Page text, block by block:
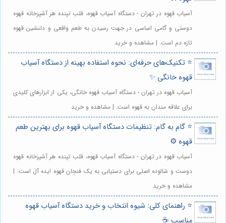
آسیاب قهوه در تهران - دستگاه آسیاب قهوه، قلب تپنده هر آشپزخانه قهوه
دوستی و گامی اساسی در جهت رسیدن به طعم واقعی و دلنشین قهوه
تازه دم است. | مشاهده و خرید
⭐️ تکنیک‌های حرفه‌ای: نحوه استفاده بهینه از دستگاه آسیاب
قهوه خانگی ✨
آسیاب قهوه در تهران - دستگاه آسیاب قهوه خانگی، یکی از ابزارهای کلیدی
برای علاقه مندان به قهوه است. | مشاهده و خرید
⭐️ گام به گام: تنظیمات دستگاه آسیاب قهوه برای بهترین طعم
قهوه ⚙️
آسیاب قهوه در تهران - دستگاه آسیاب قهوه، قلب تپنده هر آشپزخانه قهوه
دوست و شالوده اصلی برای دستیابی به یک فنجان قهوه ایده آل است. |
مشاهده و خرید
⭐️ راهنمای کلی: شیوه انتخاب و خرید دستگاه آسیاب قهوه